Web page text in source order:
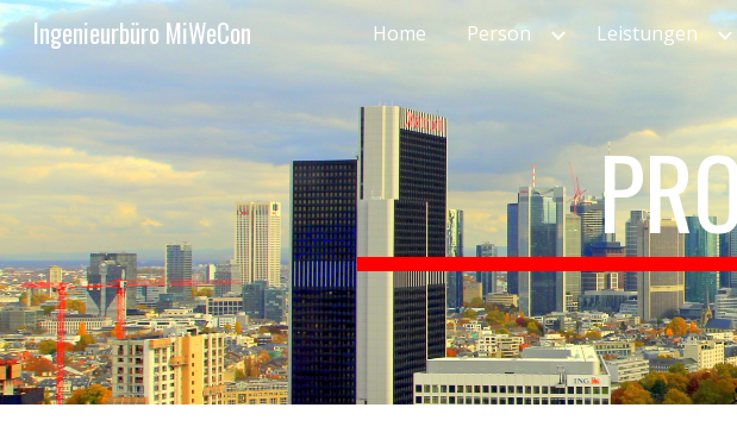
Skip to main content
Ingenieurbüro MiWeCon Home Person Leistungen